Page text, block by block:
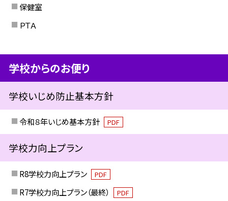
保健室
ＰＴＡ
学校からのお便り
学校いじめ防止基本方針
令和８年いじめ基本方針 PDF
学校力向上プラン
R8学校力向上プラン PDF
R7学校力向上プラン（最終） PDF